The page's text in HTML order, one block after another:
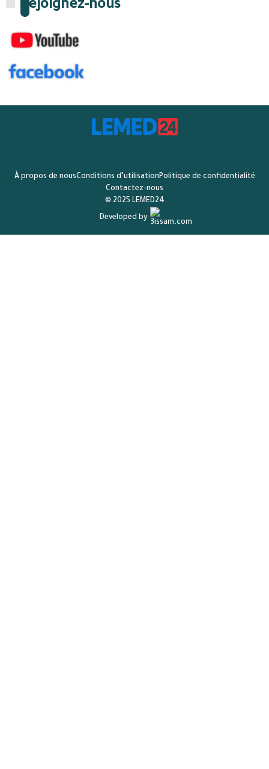
Rejoignez-nous
À propos de nousConditions d’utilisationPolitique de confidentialité
Contactez-nous
© 2025 LEMED24
Developed by